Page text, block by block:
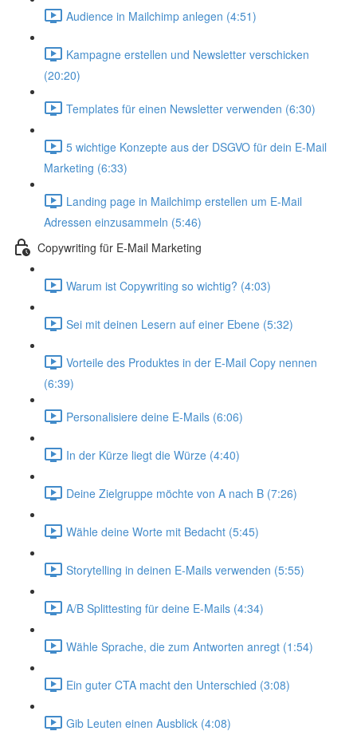
Audience in Mailchimp anlegen (4:51)
Kampagne erstellen und Newsletter verschicken
(20:20)
Templates für einen Newsletter verwenden (6:30)
5 wichtige Konzepte aus der DSGVO für dein E-Mail
Marketing (6:33)
Landing page in Mailchimp erstellen um E-Mail
Adressen einzusammeln (5:46)
Copywriting für E-Mail Marketing
Warum ist Copywriting so wichtig? (4:03)
Sei mit deinen Lesern auf einer Ebene (5:32)
Vorteile des Produktes in der E-Mail Copy nennen
(6:39)
Personalisiere deine E-Mails (6:06)
In der Kürze liegt die Würze (4:40)
Deine Zielgruppe möchte von A nach B (7:26)
Wähle deine Worte mit Bedacht (5:45)
Storytelling in deinen E-Mails verwenden (5:55)
A/B Splittesting für deine E-Mails (4:34)
Wähle Sprache, die zum Antworten anregt (1:54)
Ein guter CTA macht den Unterschied (3:08)
Gib Leuten einen Ausblick (4:08)